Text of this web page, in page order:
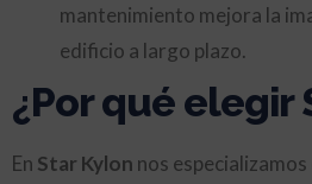
mantenimiento mejora la
edificio a largo plazo.
¿Por qué elegir
En Star Kylon nos